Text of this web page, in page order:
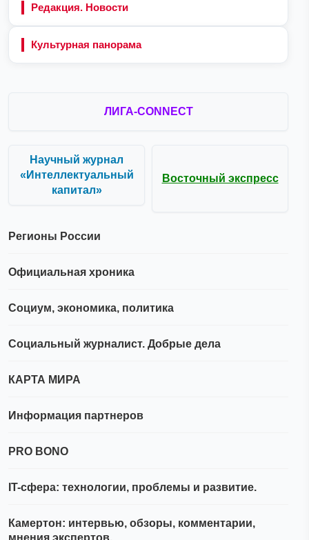
Редакция. Новости
Культурная панорама
ЛИГА-CONNECT
Научный журнал
«Интеллектуальный
капитал»
Восточный экспресс
Регионы России
Официальная хроника
Социум, экономика, политика
Социальный журналист. Добрые дела
КАРТА МИРА
Информация партнеров
PRO BONO
IT-сфера: технологии, проблемы и развитие.
Камертон: интервью, обзоры, комментарии,
мнения экспертов.